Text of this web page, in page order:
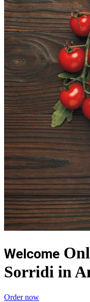
Welcome
Sorridi in
Order now